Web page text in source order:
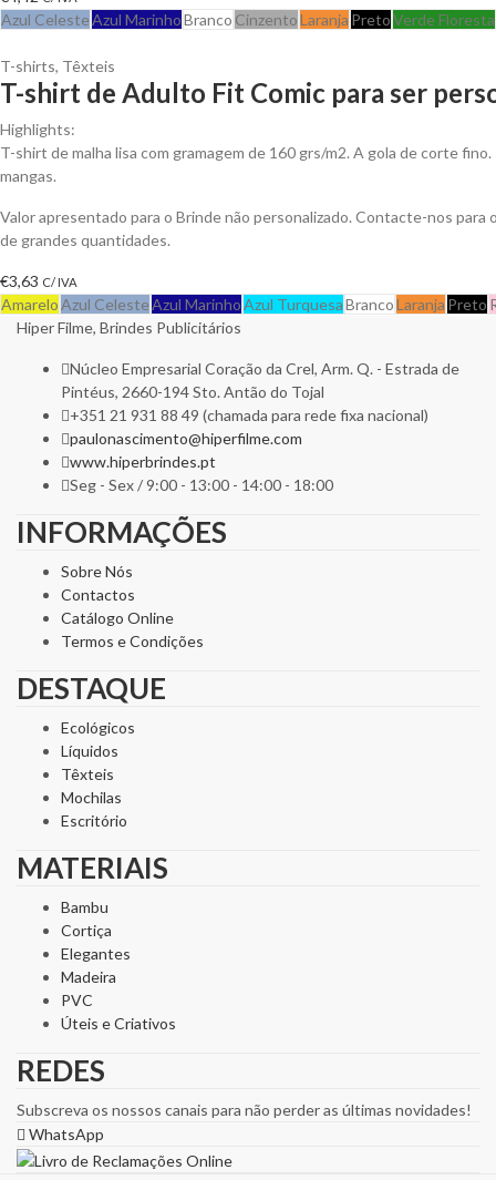
Azul CelesteAzul MarinhoBranco CinzentoLaranja PretoVerde Floresta
T-shirts, Têxteis
T-shirt de Adulto Fit Comic para ser
Highlights:
T-shirt de malha lisa com gramagem de 160 grs/m2. A gola de corte
mangas.
Valor apresentado para o Brinde não personalizado. Contacte-nos
de grandes quantidades.
€3,63 C/ IVA
AmareloAzul CelesteAzul MarinhoAzul TurquesaBrancoLaranja Preto
Hiper Filme, Brindes Publicitários
Núcleo Empresarial Coração da Crel, Arm. Q. - Estrada de
Pintéus, 2660-194 Sto. Antão do Tojal
+351 21 931 88 49 (chamada para rede fixa nacional)
paulonascimento@hiperfilme.com
www.hiperbrindes.pt
Seg - Sex / 9:00 - 13:00 - 14:00 - 18:00
INFORMAÇÕES
Sobre Nós
Contactos
Catálogo Online
Termos e Condições
DESTAQUE
Ecológicos
Líquidos
Têxteis
Mochilas
Escritório
MATERIAIS
Bambu
Cortiça
Elegantes
Madeira
PVC
Úteis e Criativos
REDES
Subscreva os nossos canais para não perder as últimas novidades!
WhatsApp